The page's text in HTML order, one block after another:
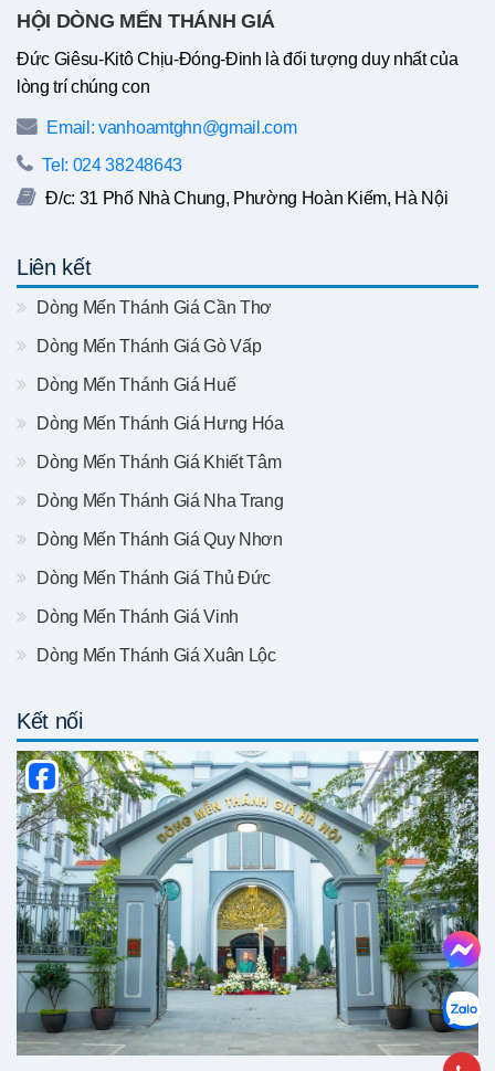
HỘI DÒNG MẾN THÁNH GIÁ
Đức Giêsu-Kitô Chịu-Đóng-Đinh là đối tượng duy nhất của
lòng trí chúng con
Email: vanhoamtghn@gmail.com
Tel: 024 38248643
Đ/c: 31 Phố Nhà Chung, Phường Hoàn Kiếm, Hà Nội
Liên kết
Dòng Mến Thánh Giá Cần Thơ
Dòng Mến Thánh Giá Gò Vấp
Dòng Mến Thánh Giá Huế
Dòng Mến Thánh Giá Hưng Hóa
Dòng Mến Thánh Giá Khiết Tâm
Dòng Mến Thánh Giá Nha Trang
Dòng Mến Thánh Giá Quy Nhơn
Dòng Mến Thánh Giá Thủ Đức
Dòng Mến Thánh Giá Vinh
Dòng Mến Thánh Giá Xuân Lộc
Kết nối